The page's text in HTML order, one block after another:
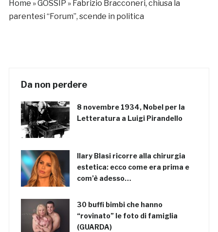
Home »GOSSIP » Fabrizio Bracconeri, chiusa la
parentesi “Forum”, scende in politica
Da non perdere
8 novembre 1934, Nobel per la
Letteratura a Luigi Pirandello
Ilary Blasi ricorre alla chirurgia
estetica: ecco come era prima e
com’è adesso…
30 buffi bimbi che hanno
“rovinato” le foto di famiglia
(GUARDA)